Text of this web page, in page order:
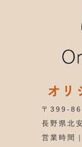
オリ
〒399-
長野県北
営業時間